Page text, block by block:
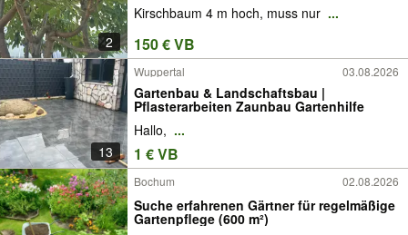
2
Kirschbaum 4 m hoch, muss nur ...
150 € VB
13
Wuppertal 03.08.2026
Gartenbau & Landschaftsbau |
Pflasterarbeiten Zaunbau Gartenhilfe
Hallo, ...
1 € VB
Bochum 02.08.2026
Suche erfahrenen Gärtner für regelmäßige
Gartenpflege (600 m²)